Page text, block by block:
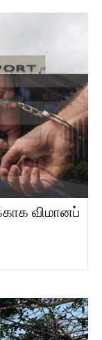
விமானப்